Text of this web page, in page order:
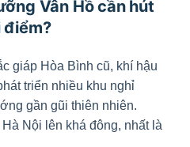
Vân Hồ cần hút
điểm?
giáp Hòa Bình cũ, khí hậu
triển nhiều khu nghỉ
gần gũi thiên nhiên.
Nội lên khá đông, nhất là